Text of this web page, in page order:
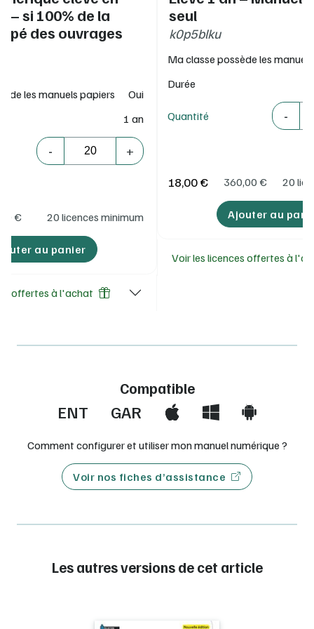
– si 100% de la
des ouvrages
les manuels papiers
Oui
1 an
-
Quantité
+
€ 20 licences minimum
au panier
offertes à l'achat
seul
k0p5blku
Ma classe possède les
Durée
Quantité -
Quantité
18,00 € 360,00 € 20
Ajouter au
Voir les licences offertes à
Compatible
ENT GAR
Comment configurer et utiliser mon manuel numérique ?
Voir nos fiches d’assistance
Les autres versions de cet article